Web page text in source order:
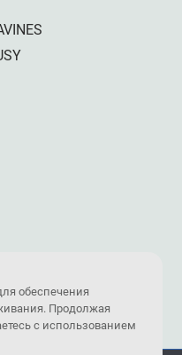
обеспечения
Продолжая
с использованием